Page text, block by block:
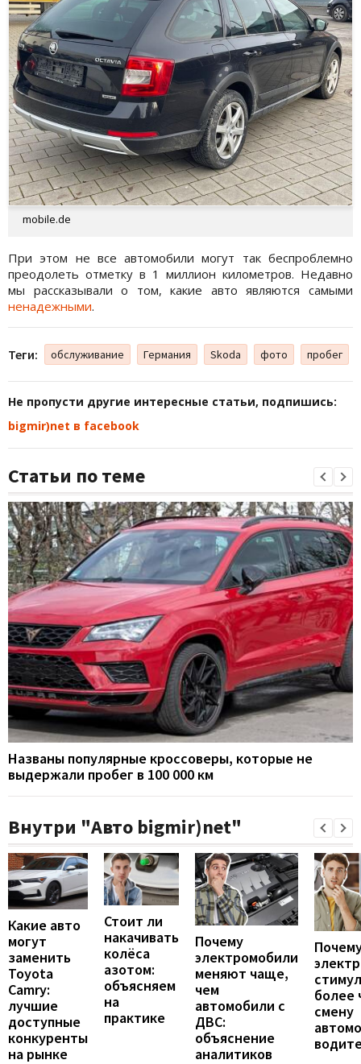
mobile.de
При этом не все автомобили могут так беспроблемно
преодолеть отметку в 1 миллион километров. Недавно
мы рассказывали о том, какие авто являются самыми
ненадежными.
Теги: обслуживание Германия Skoda фото пробег
Не пропусти другие интересные статьи, подпишись:
bigmir)net в facebook
Статьи по теме
Названы популярные кроссоверы, которые не
выдержали пробег в 100 000 км
Внутри "Авто bigmir)net"
Какие авто
могут
заменить
Toyota
Camry:
лучшие
доступные
конкуренты
на рынке
Стоит ли
накачивать
колёса
азотом:
объясняем
на
практике
Почему
электромобили
меняют чаще,
чем
автомобили с
ДВС:
объяснение
аналитиков
более
смену